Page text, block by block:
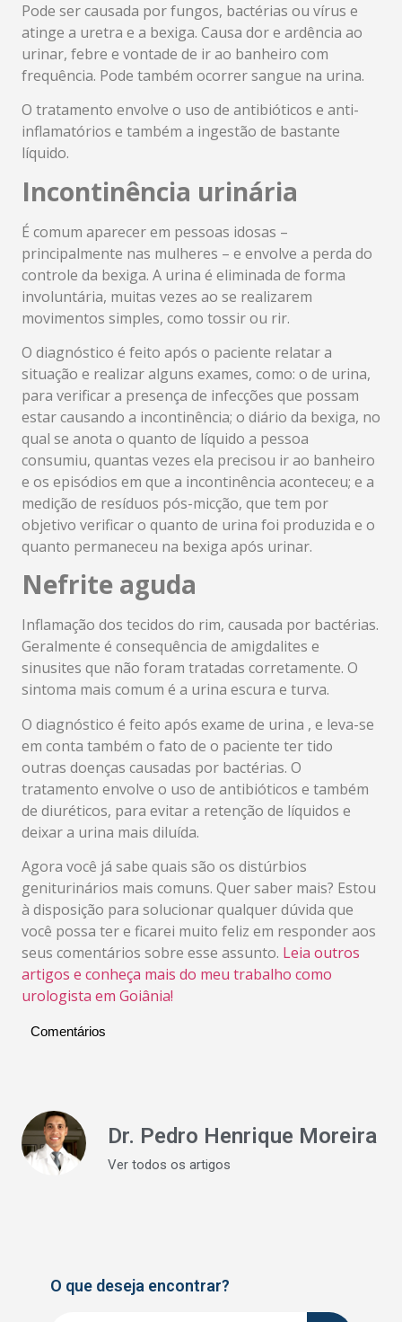
Pode ser causada por fungos, bactérias ou vírus e
atinge a uretra e a bexiga. Causa dor e ardência ao
urinar, febre e vontade de ir ao banheiro com
frequência. Pode também ocorrer sangue na urina.
O tratamento envolve o uso de antibióticos e anti-
inflamatórios e também a ingestão de bastante
líquido.
Incontinência urinária
É comum aparecer em pessoas idosas –
principalmente nas mulheres – e envolve a perda do
controle da bexiga. A urina é eliminada de forma
involuntária, muitas vezes ao se realizarem
movimentos simples, como tossir ou rir.
O diagnóstico é feito após o paciente relatar a
situação e realizar alguns exames, como: o de urina,
para verificar a presença de infecções que possam
estar causando a incontinência; o diário da bexiga, no
qual se anota o quanto de líquido a pessoa
consumiu, quantas vezes ela precisou ir ao banheiro
e os episódios em que a incontinência aconteceu; e a
medição de resíduos pós-micção, que tem por
objetivo verificar o quanto de urina foi produzida e o
quanto permaneceu na bexiga após urinar.
Nefrite aguda
Inflamação dos tecidos do rim, causada por bactérias.
Geralmente é consequência de amigdalites e
sinusites que não foram tratadas corretamente. O
sintoma mais comum é a urina escura e turva.
O diagnóstico é feito após exame de urina , e leva-se
em conta também o fato de o paciente ter tido
outras doenças causadas por bactérias. O
tratamento envolve o uso de antibióticos e também
de diuréticos, para evitar a retenção de líquidos e
deixar a urina mais diluída.
Agora você já sabe quais são os distúrbios
geniturinários mais comuns. Quer saber mais? Estou
à disposição para solucionar qualquer dúvida que
você possa ter e ficarei muito feliz em responder aos
seus comentários sobre esse assunto. Leia outros
artigos e conheça mais do meu trabalho como
urologista em Goiânia!
Comentários
Dr. Pedro Henrique Moreira
Ver todos os artigos
O que deseja encontrar?